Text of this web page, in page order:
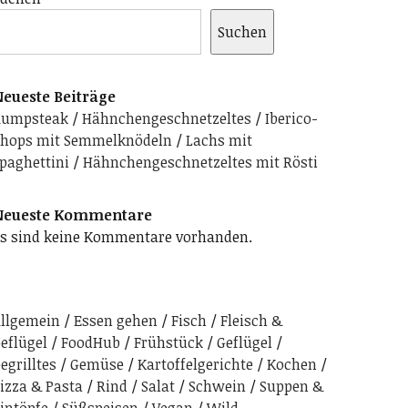
Suchen
Beiträge
Hähnchengeschnetzeltes
Iberico-
mit Semmelknödeln
Lachs mit
Hähnchengeschnetzeltes mit Rösti
Kommentare
sind keine Kommentare vorhanden.
Essen gehen Fisch
Fleisch &
FoodHub Frühstück
Geflügel
Gemüse Kartoffelgerichte
Kochen
& Pasta
Rind Salat Schwein
Suppen &